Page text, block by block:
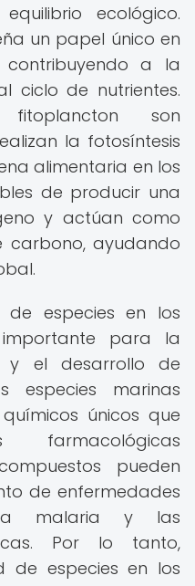
ecológico.
un papel único en
contribuyendo a la
ciclo de nutrientes.
son
la fotosíntesis
alimentaria en los
de producir una
y actúan como
carbono, ayudando
de especies en los
para la
y el desarrollo de
especies marinas
únicos que
farmacológicas
pueden
de enfermedades
malaria y las
Por lo tanto,
de especies en los